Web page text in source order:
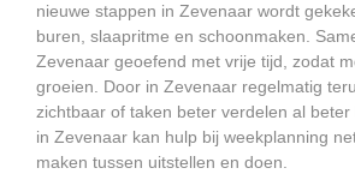
nieuwe stappen in Zevenaar wordt
buren, slaapritme en schoonmaken.
Zevenaar geoefend met vrije tijd, zodat
groeien. Door in Zevenaar regelmatig
zichtbaar of taken beter verdelen al beter
in Zevenaar kan hulp bij weekplanning
maken tussen uitstellen en doen.